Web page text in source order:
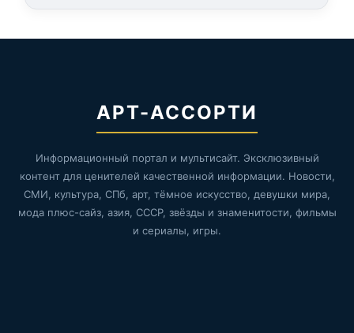
АРТ-АССОРТИ
Информационный портал и мультисайт. Эксклюзивный
контент для ценителей качественной информации. Новости,
СМИ, культура, СПб, арт, тёмное искусство, девушки мира,
мода плюс-сайз, азия, СССР, звёзды и знаменитости, фильмы
и сериалы, игры.